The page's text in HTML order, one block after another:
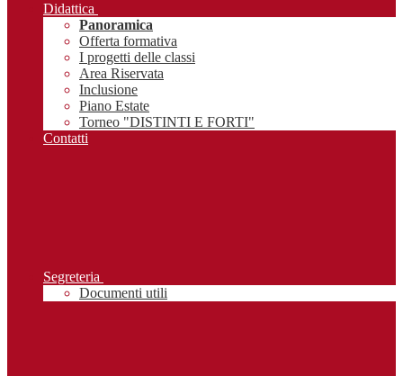
Didattica
Panoramica
Offerta formativa
I progetti delle classi
Area Riservata
Inclusione
Piano Estate
Torneo "DISTINTI E FORTI"
Contatti
Segreteria
Documenti utili